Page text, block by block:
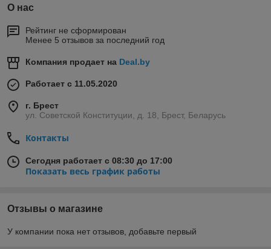
ГОСТу и ТУ представлены в электронном каталоге. Спектр
грунт-эмаль;
растворители;
антикоррозионные материалы;
огнезащитные составы;
наливные полы.
профессионального окрашивания необходимо использовать
средства от проверенных производителей. Мы предлагаем
должен оставаться доволен, и наша компания делает все
производителями, предлагая продукцию ведущих
О нас
Рейтинг не сформирован
Менее 5 отзывов за последний год
Компания продает на Deal.by
Работает с 11.05.2020
г. Брест
ул. Советской Конституции, д. 18, Брест, Беларусь
Контакты
Сегодня работает с 08:30 до 17:00
Показать весь график работы
Отзывы о магазине
У компании пока нет отзывов, добавьте первый